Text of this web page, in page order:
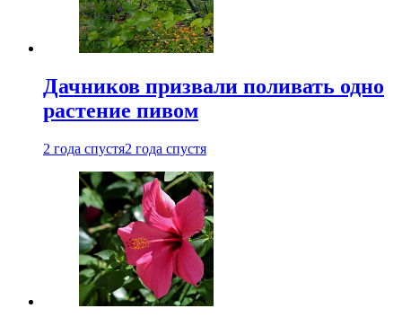
Дачников призвали поливать одно
растение пивом
2 года спустя2 года спустя